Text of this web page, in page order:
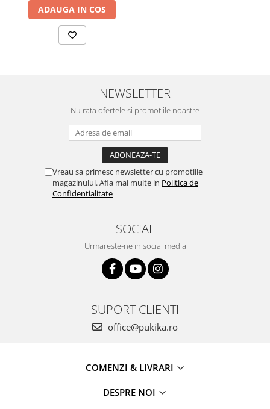
ADAUGA IN COS
NEWSLETTER
Nu rata ofertele si promotiile noastre
Vreau sa primesc newsletter cu promotiile
magazinului. Afla mai multe in Politica de
Confidentialitate
SOCIAL
Urmareste-ne in social media
SUPORT CLIENTI
office@pukika.ro
COMENZI & LIVRARI
DESPRE NOI